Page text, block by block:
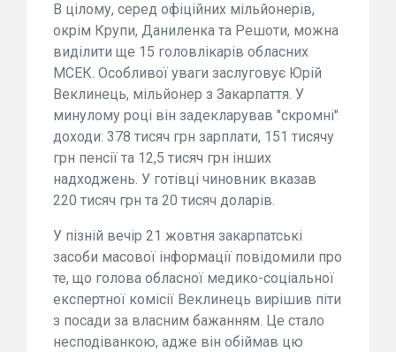
В цілому, серед офіційних мільйонерів,
окрім Крупи, Даниленка та Решоти, можна
виділити ще 15 головлікарів обласних
МСЕК. Особливої уваги заслуговує Юрій
Веклинець, мільйонер з Закарпаття. У
минулому році він задекларував "скромні"
доходи: 378 тисяч грн зарплати, 151 тисячу
грн пенсії та 12,5 тисяч грн інших
надходжень. У готівці чиновник вказав
220 тисяч грн та 20 тисяч доларів.
У пізній вечір 21 жовтня закарпатські
засоби масової інформації повідомили про
те, що голова обласної медико-соціальної
експертної комісії Веклинець вирішив піти
з посади за власним бажанням. Це стало
несподіванкою, адже він обіймав цю